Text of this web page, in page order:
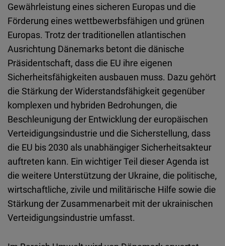
Gewährleistung eines sicheren Europas und die
Förderung eines wettbewerbsfähigen und grünen
Europas. Trotz der traditionellen atlantischen
Ausrichtung Dänemarks betont die dänische
Präsidentschaft, dass die EU ihre eigenen
Sicherheitsfähigkeiten ausbauen muss. Dazu gehört
die Stärkung der Widerstandsfähigkeit gegenüber
komplexen und hybriden Bedrohungen, die
Beschleunigung der Entwicklung der europäischen
Verteidigungsindustrie und die Sicherstellung, dass
die EU bis 2030 als unabhängiger Sicherheitsakteur
auftreten kann. Ein wichtiger Teil dieser Agenda ist
die weitere Unterstützung der Ukraine, die politische,
wirtschaftliche, zivile und militärische Hilfe sowie die
Stärkung der Zusammenarbeit mit der ukrainischen
Verteidigungsindustrie umfasst.